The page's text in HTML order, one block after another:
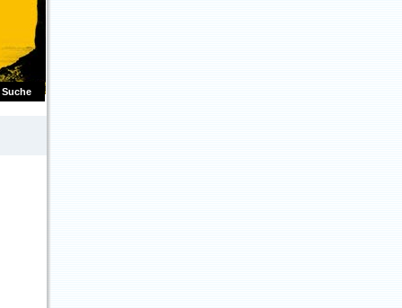
Suche